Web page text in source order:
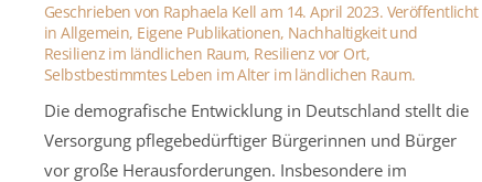
Geschrieben von Raphaela Kell am 14. April 2023. Veröffentlicht
inAllgemein, Eigene Publikationen, Nachhaltigkeit und
Resilienz im ländlichen Raum, Resilienz vor Ort,
Selbstbestimmtes Leben im Alter im ländlichen Raum.
Die demografische Entwicklung in Deutschland stellt die
Versorgung pflegebedürftiger Bürgerinnen und Bürger
vor große Herausforderungen. Insbesondere im